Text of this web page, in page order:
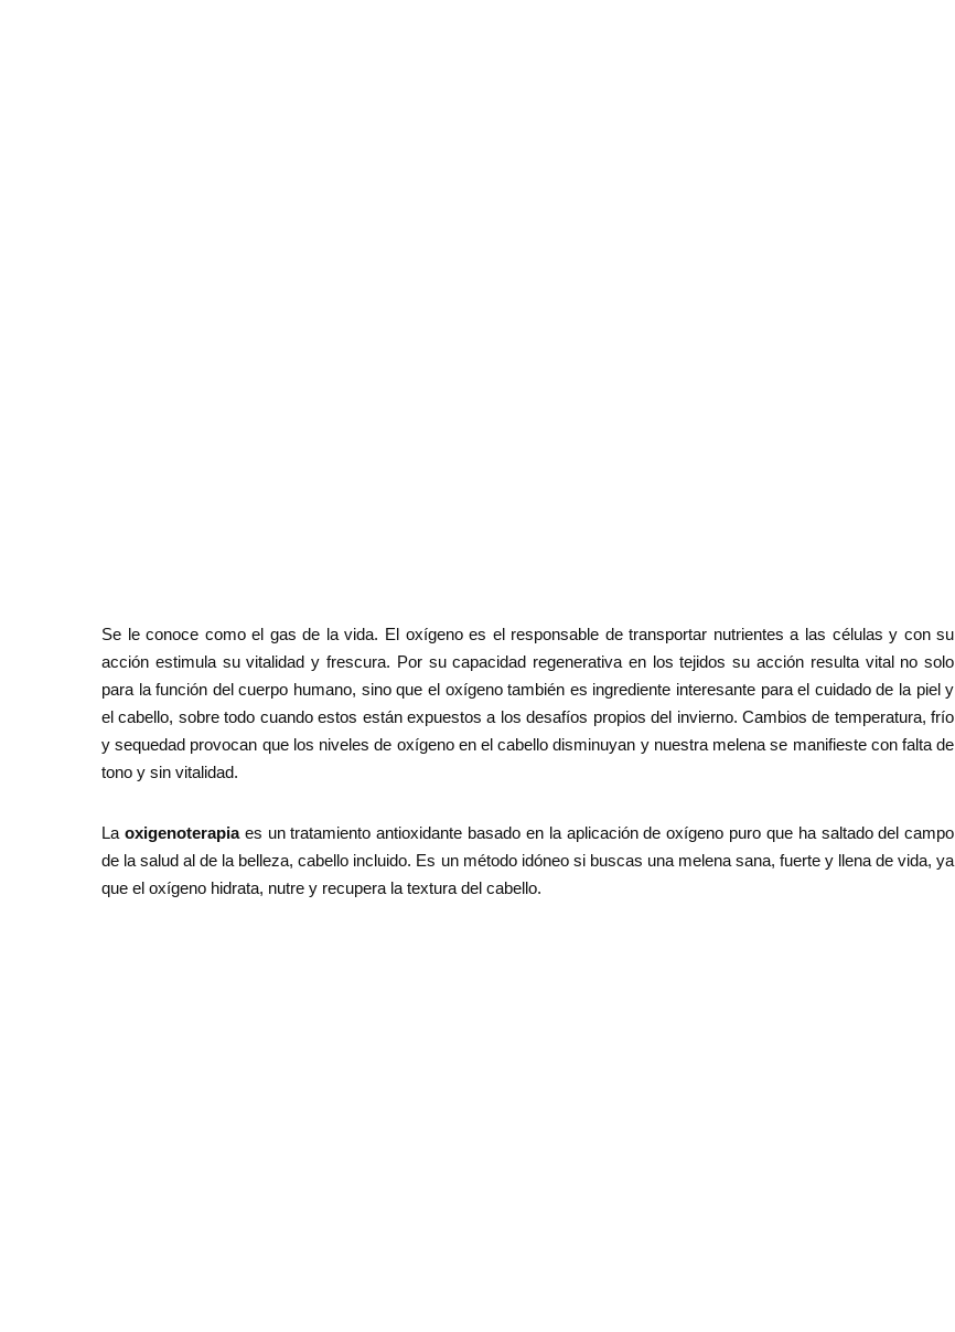
Se le conoce como el gas de la vida. El oxígeno es el responsable de transportar nutrientes a las células y con su
acción estimula su vitalidad y frescura. Por su capacidad regenerativa en los tejidos su acción resulta vital no solo
para la función del cuerpo humano, sino que el oxígeno también es ingrediente interesante para el cuidado de la piel y
el cabello, sobre todo cuando estos están expuestos a los desafíos propios del invierno. Cambios de temperatura, frío
y sequedad provocan que los niveles de oxígeno en el cabello disminuyan y nuestra melena se manifieste con falta de
tono y sin vitalidad.
La oxigenoterapiaes un tratamiento antioxidante basado en la aplicación de oxígeno puro que ha saltado del campo
de la salud al de la belleza, cabello incluido. Es un método idóneo si buscas una melena sana, fuerte y llena de vida, ya
que el oxígeno hidrata, nutre y recupera la textura del cabello.